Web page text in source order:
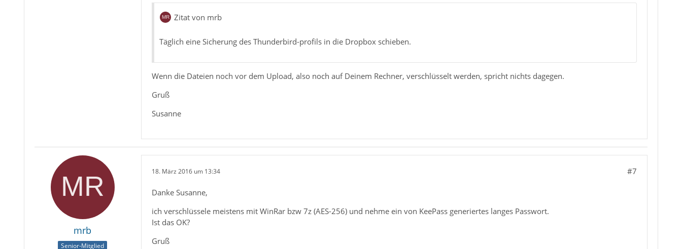
Zitat von mrb
Täglich eine Sicherung des Thunderbird-profils in die Dropbox schieben.
Wenn die Dateien noch vor dem Upload, also noch auf Deinem Rechner, verschlüsselt werden, spricht nichts dagegen.
Gruß
Susanne
mrb
Senior-Mitglied
18. März 2016 um 13:34 #7
Danke Susanne,
ich verschlüssele meistens mit WinRar bzw 7z (AES-256) und nehme ein von KeePass generiertes langes Passwort.
Ist das OK?
Gruß